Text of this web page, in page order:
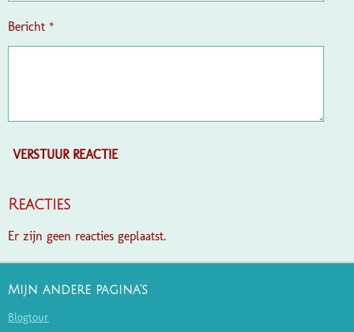
Bericht *
VERSTUUR REACTIE
Reacties
Er zijn geen reacties geplaatst.
Mijn andere pagina's
Blogtour